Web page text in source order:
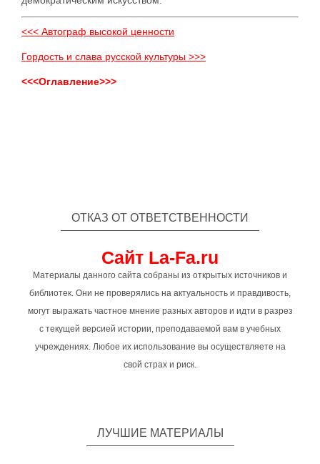
<<< Автограф высокой ценности
Гордость и слава русской культуры >>>
<<<Оглавление>>>
ОТКАЗ ОТ ОТВЕТСТВЕННОСТИ
Сайт La-Fa.ru
Материалы данного сайта собраны из открытых источников и
библиотек. Они не проверялись на актуальность и правдивость,
могут выражать частное мнение разных авторов и идти в разрез
с текущей версией истории, преподаваемой вам в учебных
учреждениях. Любое их использование вы осуществляете на
свой страх и риск.
ЛУЧШИЕ МАТЕРИАЛЫ